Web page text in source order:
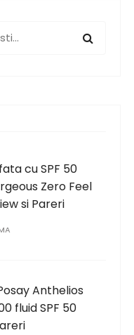
cu SPF 50
Zero Feel
si Pareri
Anthelios
fluid SPF 50